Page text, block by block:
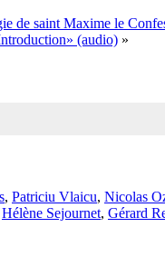
de saint Maxime le
(audio) »
, Patriciu Vlaicu, Nicolas
Hélène Sejournet, Gérard